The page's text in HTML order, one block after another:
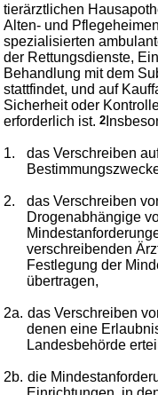
tierärztlichen
Alten- und
spezialisierten
der Rettungsdienste,
Behandlung mit dem
stattfindet, und auf
Sicherheit oder
erforderlich ist.2
1.
das Verschreiben
2.
das Verschreiben
Drogenabhängige
verschreibenden
Festlegung der
übertragen,
2a. das Verschreiben
denen eine
Landesbehörde
2b. die